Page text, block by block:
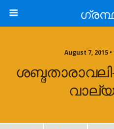
August 7, 2015